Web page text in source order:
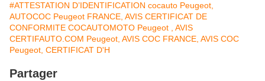
#ATTESTATION D’IDENTIFICATION cocauto Peugeot,
AUTOCOC Peugeot FRANCE, AVIS CERTIFICAT DE
CONFORMITE COCAUTOMOTO Peugeot , AVIS
CERTIFAUTO.COM Peugeot, AVIS COC FRANCE, AVIS COC
Peugeot, CERTIFICAT D'H
Partager